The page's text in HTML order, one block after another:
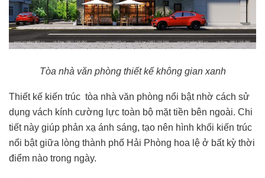
Tòa nhà văn phòng thiết kế không gian xanh
Thiết kế kiến ​​trúc tòa nhà văn phòng nổi bật nhờ cách sử
dụng vách kính cường lực toàn bộ mặt tiền bên ngoài. Chi
tiết này giúp phản xạ ánh sáng, tạo nên hình khối kiến ​​trúc
nổi bật giữa lòng thành phố Hải Phòng hoa lệ ở bất kỳ thời
điểm nào trong ngày.